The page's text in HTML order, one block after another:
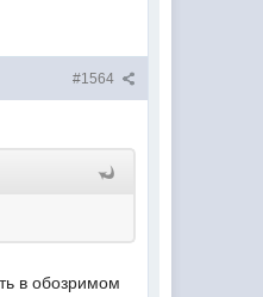
#1564
в обозримом